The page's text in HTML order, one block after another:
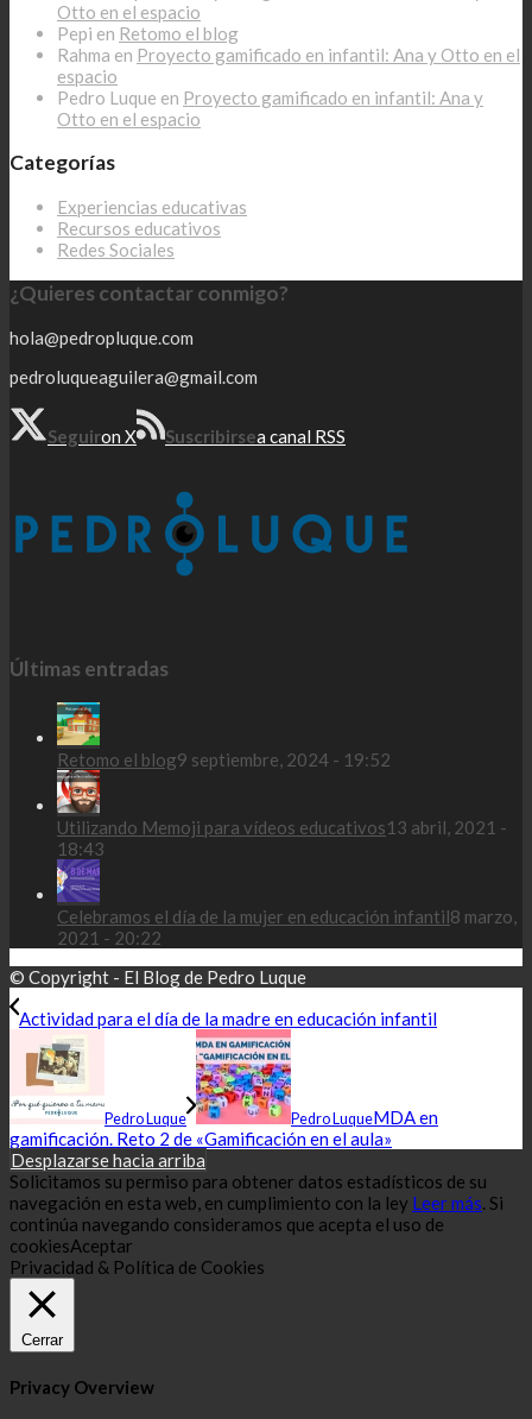
Otto en el espacio
Pepi en Retomo el blog
Rahma en Proyecto gamificado en infantil: Ana y Otto en el
espacio
Pedro Luque en Proyecto gamificado en infantil: Ana y
Otto en el espacio
Categorías
Experiencias educativas
Recursos educativos
Redes Sociales
¿Quieres contactar conmigo?
hola@pedropluque.com
pedroluqueaguilera@gmail.com
Seguiron X Suscribirsea canal RSS
Últimas entradas
Retomo el blog9 septiembre, 2024 - 19:52
Utilizando Memoji para vídeos educativos13 abril, 2021 -
18:43
Celebramos el día de la mujer en educación infantil8 marzo,
2021 - 20:22
© Copyright - El Blog de Pedro Luque
Actividad para el día de la madre en educación infantil
Pedro Luque Pedro LuqueMDA en
gamificación. Reto 2 de «Gamificación en el aula»
Desplazarse hacia arriba
Solicitamos su permiso para obtener datos estadísticos de su
navegación en esta web, en cumplimiento con la ley Leer más. Si
continúa navegando consideramos que acepta el uso de
cookiesAceptar
Privacidad & Política de Cookies
Cerrar
Privacy Overview